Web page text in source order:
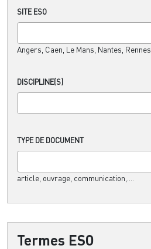
SITE ESO
Angers, Caen, Le Mans, Nantes, Rennes
DISCIPLINE(S)
TYPE DE DOCUMENT
article, ouvrage, communication,....
Termes ESO